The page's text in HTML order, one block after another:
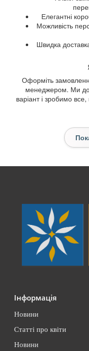
Елегантні
Можливість
Швидка
Оформіть
менеджером. Ми
варіант і зробимо
Інформація
Новини
Статті про квіти
Новини